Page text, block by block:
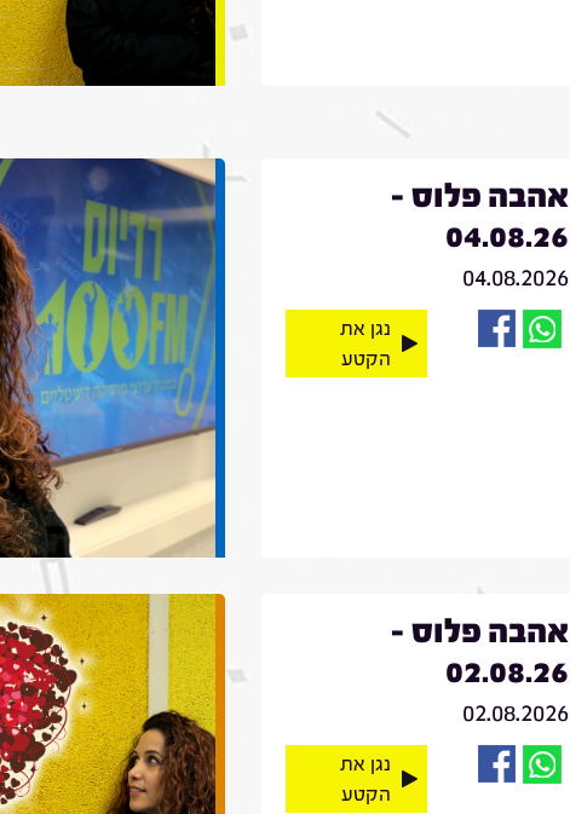
אהבה פלוס -
04.08.26
04.08.2026
נגן את
הקטע
אהבה פלוס -
02.08.26
02.08.2026
נגן את
הקטע